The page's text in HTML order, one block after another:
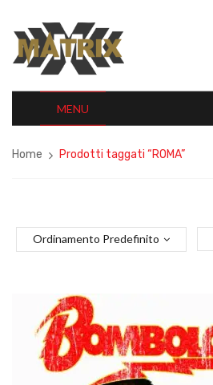
MENU
Home Prodotti taggati “ROMA”
Ordinamento Predefinito